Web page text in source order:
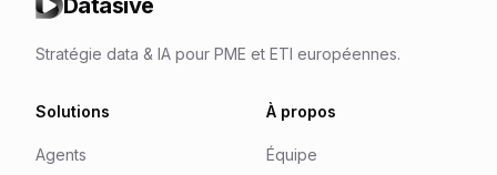
Datasive
Stratégie data & IA pour PME et ETI européennes.
Solutions
Agents
À propos
Équipe